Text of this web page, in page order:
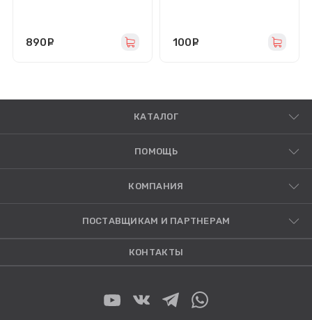
890 100
КАТАЛОГ
ПОМОЩЬ
КОМПАНИЯ
ПОСТАВЩИКАМ И ПАРТНЕРАМ
КОНТАКТЫ